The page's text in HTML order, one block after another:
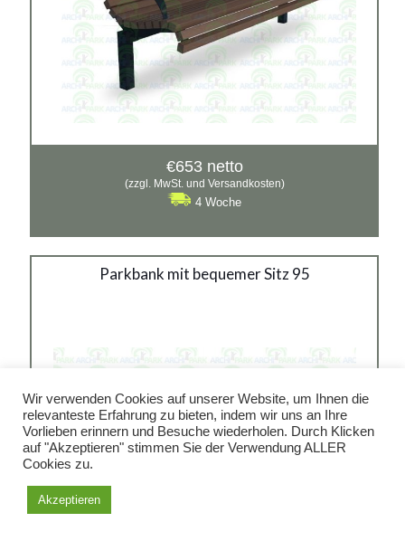
€653 netto
(zzgl. MwSt. und Versandkosten)
4 Woche
Parkbank mit bequemer Sitz 95
Parkbank mit bequemer Sitz
verzinkter Stahl mit Pulverbeschichtung in RAL
Siehe mehr
Wir verwenden Cookies auf unserer Website, um Ihnen die
relevanteste Erfahrung zu bieten, indem wir uns an Ihre
Vorlieben erinnern und Besuche wiederholen. Durch Klicken
auf "Akzeptieren" stimmen Sie der Verwendung ALLER
Cookies zu.
Akzeptieren